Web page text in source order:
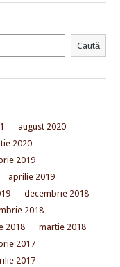
Caută
august 2020
2020
2019
aprilie 2019
decembrie 2018
2018
2018
martie 2018
2017
2017